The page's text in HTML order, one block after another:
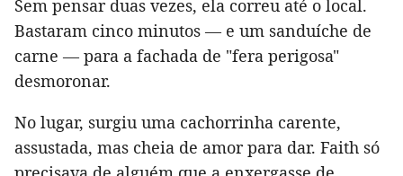
Sem pensar duas vezes, ela correu até o local.
Bastaram cinco minutos — e um sanduíche de
carne — para a fachada de "fera perigosa"
desmoronar.
No lugar, surgiu uma cachorrinha carente,
assustada, mas cheia de amor para dar. Faith só